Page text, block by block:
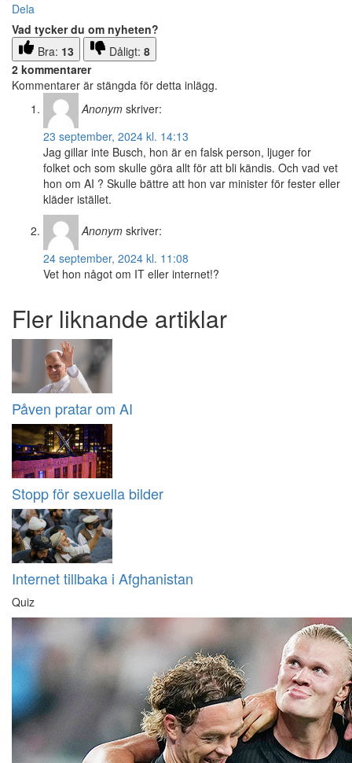
Dela
Vad tycker du om nyheten?
Bra: 13 Dåligt: 8
2 kommentarer
Kommentarer är stängda för detta inlägg.
Anonym skriver:
23 september, 2024 kl. 14:13
Jag gillar inte Busch, hon är en falsk person, ljuger for
folket och som skulle göra allt för att bli kändis. Och vad vet
hon om AI ? Skulle bättre att hon var minister för fester eller
kläder istället.
Anonym skriver:
24 september, 2024 kl. 11:08
Vet hon något om IT eller internet!?
Fler liknande artiklar
Påven pratar om AI
Stopp för sexuella bilder
Internet tillbaka i Afghanistan
Quiz